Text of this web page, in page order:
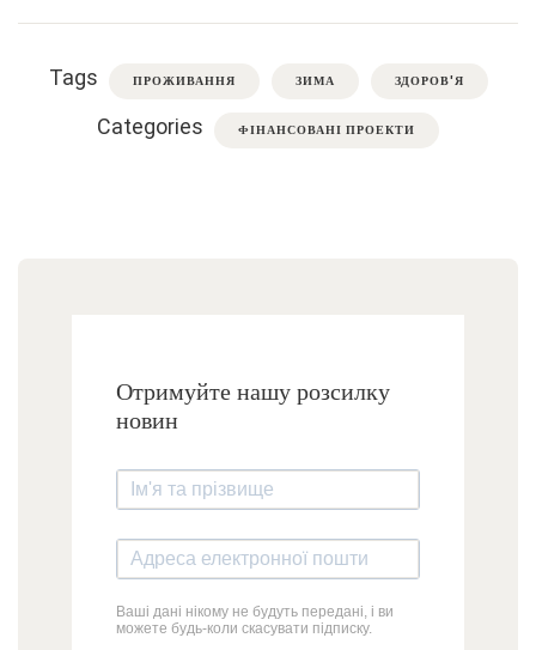
Tags ПРОЖИВАННЯ ЗИМА ЗДОРОВ'Я
Categories ФІНАНСОВАНІ ПРОЕКТИ
Отримуйте нашу розсилку
новин
Ваші дані нікому не будуть передані, і ви
можете будь-коли скасувати підписку.